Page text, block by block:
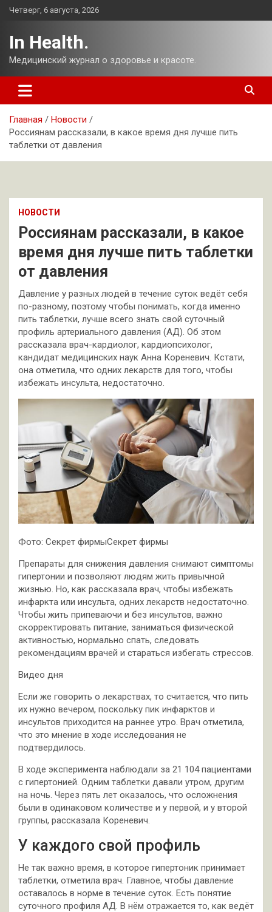
Перейти
Четверг, 6 августа, 2026
In Health.
Медицинский журнал о здоровье и красоте.
Главная
Новости
Россиянам рассказали, в какое время дня лучше пить
таблетки от давления
НОВОСТИ
Россиянам рассказали, в какое
время дня лучше пить таблетки
от давления
Давление у разных людей в течение суток ведёт себя
по-разному, поэтому чтобы понимать, когда именно
пить таблетки, лучше всего знать свой суточный
профиль артериального давления (АД). Об этом
рассказала врач-кардиолог, кардиопсихолог,
кандидат медицинских наук Анна Кореневич. Кстати,
она отметила, что одних лекарств для того, чтобы
избежать инсульта, недостаточно.
Фото: Секрет фирмыСекрет фирмы
Препараты для снижения давления снимают симптомы
гипертонии и позволяют людям жить привычной
жизнью. Но, как рассказала врач, чтобы избежать
инфаркта или инсульта, одних лекарств недостаточно.
Чтобы жить припеваючи и без инсультов, важно
скорректировать питание, заниматься физической
активностью, нормально спать, следовать
рекомендациям врачей и стараться избегать стрессов.
Видео дня
Если же говорить о лекарствах, то считается, что пить
их нужно вечером, поскольку пик инфарктов и
инсультов приходится на раннее утро. Врач отметила,
что это мнение в ходе исследования не
подтвердилось.
В ходе эксперимента наблюдали за 21 104 пациентами
с гипертонией. Одним таблетки давали утром, другим
на ночь. Через пять лет оказалось, что осложнения
были в одинаковом количестве и у первой, и у второй
группы, рассказала Кореневич.
У каждого свой профиль
Не так важно время, в которое гипертоник принимает
таблетки, отметила врач. Главное, чтобы давление
оставалось в норме в течение суток. Есть понятие
суточного профиля АД. В нём отражается то, как ведёт